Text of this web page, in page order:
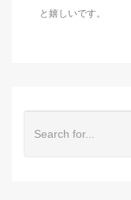
と嬉しいです。